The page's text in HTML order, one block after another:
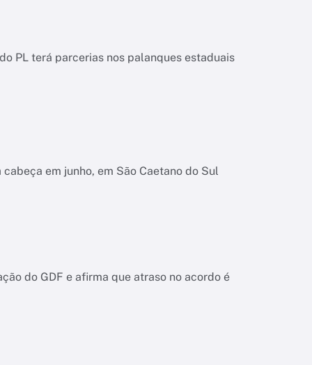
PL terá parcerias nos palanques estaduais
em junho, em São Caetano do Sul
do GDF e afirma que atraso no acordo é